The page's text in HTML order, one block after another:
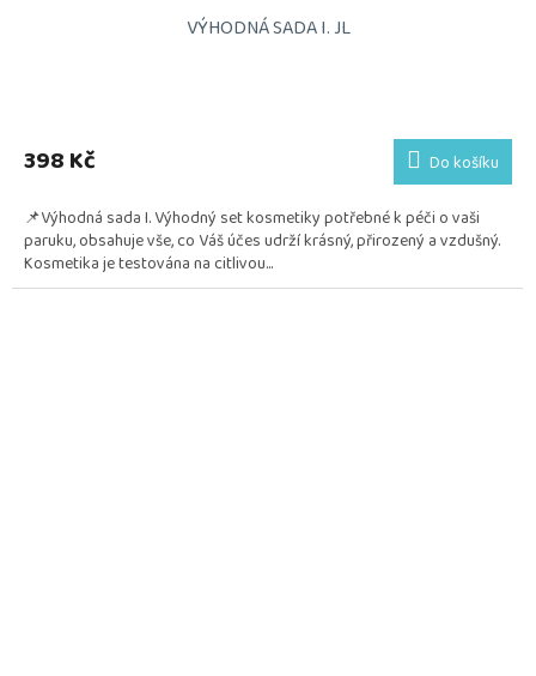
VÝHODNÁ SADA I. JL
398 Kč Do košíku
📌Výhodná sada I. Výhodný set kosmetiky potřebné k péči o vaši
paruku, obsahuje vše, co Váš účes udrží krásný, přirozený a vzdušný.
Kosmetika je testována na citlivou...